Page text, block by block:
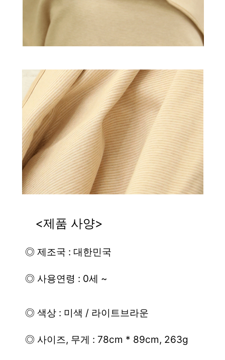
          <제품 사양>
          ◎ 제조국 : 대한민국
          ◎ 사용연령 : 0세 ~
          ◎ 색상 : 미색 / 라이트브라운
          ◎ 사이즈, 무게 : 78cm * 89cm, 263g